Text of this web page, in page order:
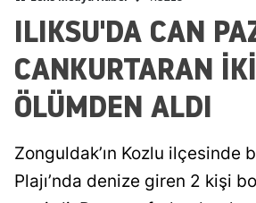
ILIKSU'DA CAN
CANKURTARAN
ÖLÜMDEN ALDI
Zonguldak’ın Kozlu ilçesinde
Plajı’nda denize giren 2 kişi